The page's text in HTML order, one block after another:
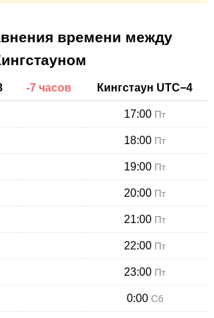
времени между
-7 часов Кингстаун UTC−4
17:00 Пт
18:00 Пт
19:00 Пт
20:00 Пт
21:00 Пт
22:00 Пт
23:00 Пт
0:00 Сб